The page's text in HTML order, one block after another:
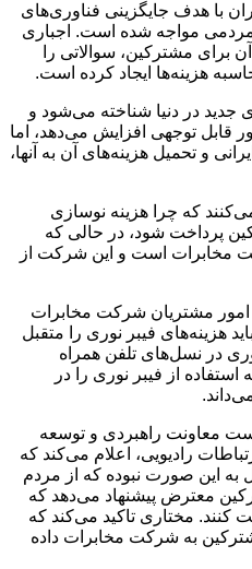
با هدف جایگزینی فناوری‌های
مردمی مواجه شده است. اجباری
برای مشترکین، سوالاتی را
هزینه‌ها ایجاد کرده است.
جدید در دنیا شناخته می‌شود و
قابل توجهی افزایش می‌دهد، اما
و تحمیل هزینه‌های آن به آنها،
که چرا هزینه نوسازی
پرداخت شود، در حالی که
مخابرات است و این شرکت از
امور مشتریان شرکت مخابرات
هزینه‌های فیبر نوری را متقبل
در نسل‌های تلفن همراه
از فیبر نوری را در
معاونت راهبردی و توسعه
رادیویی، اعلام می‌کند که
به این صورت نبوده که از مردم
معترض پیشنهاد می‌دهد که
خود را در سامانه ۱۹۵ ثبت کنند. مختاری تاکید می‌کند که
به شرکت مخابرات داده